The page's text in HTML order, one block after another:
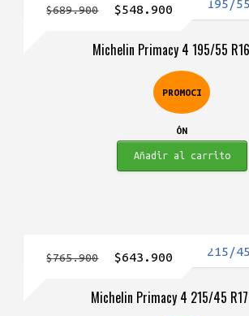
Michelin Primacy 4 195/55
PROMOCI
ÓN
$689.900
El
original
$689.900.
$548.900
actual
es:
$548.900.
Añadir al carrito
Michelin Primacy 4 215/45
$765.900
El
original
$643.900
actual